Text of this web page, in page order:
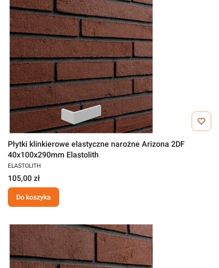
Płytki klinkierowe elastyczne narożne Arizona 2DF
40x100x290mm Elastolith
ELASTOLITH
105,00 zł
Do koszyka